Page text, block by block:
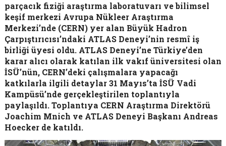
parçacık fiziği araştırma laboratuvarı ve bilimsel
keşif merkezi Avrupa Nükleer Araştırma
Merkezi’nde (CERN) yer alan Büyük Hadron
Çarpıştırıcısı’ndaki ATLAS Deneyi’nin resmî iş
birliği üyesi oldu. ATLAS Deneyi’ne Türkiye’den
karar alıcı olarak katılan ilk vakıf üniversitesi olan
İSÜ’nün, CERN’deki çalışmalara yapacağı
katkılarla ilgili detaylar 31 Mayıs’ta İSÜ Vadi
Kampüsü’nde gerçekleştirilen toplantıyla
paylaşıldı. Toplantıya CERN Araştırma Direktörü
Joachim Mnich ve ATLAS Deneyi Başkanı Andreas
Hoecker de katıldı.